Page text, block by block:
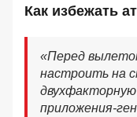
Как избежать
«Перед
настроить на
приложения-